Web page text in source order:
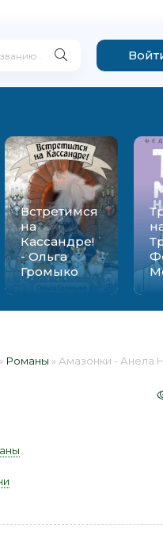
Встретимся
на
Кассандре!
- Ольга
Громыко
» Романы » Амазонки - Анела Нарни 📕 -